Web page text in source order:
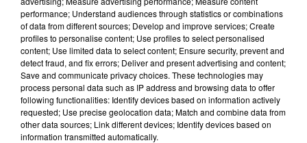
pour l'un des zoos de nos
régions !
Destination Vacances - Gagnez
votre séjour en famille au cœur
de la...
performance; Understand audiences through statistics or combinations
of data from different sources; Develop and improve services; Create
profiles to personalise content; Use profiles to select personalised
content; Use limited data to select content; Ensure security, prevent and
detect fraud, and fix errors; Deliver and present advertising and content;
Save and communicate privacy choices. These technologies may
process personal data such as IP address and browsing data to offer
following functionalities: Identify devices based on information actively
requested; Use precise geolocation data; Match and combine data from
other data sources; Link different devices; Identify devices based on
information transmitted automatically.